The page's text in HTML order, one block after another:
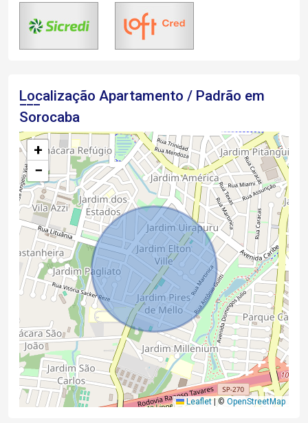
Localização Apartamento / Padrão em
Sorocaba
+
−
Leaflet |© OpenStreetMap